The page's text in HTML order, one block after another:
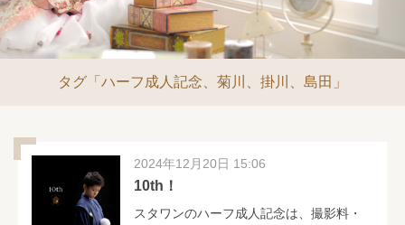
タグ「ハーフ成人記念、菊川、掛川、島田」
2024年12月20日 15:06
10th！
スタワンのハーフ成人記念は、撮影料・